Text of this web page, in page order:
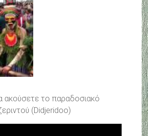
ακούσετε το παραδοσιακό
(Didjeridoo)